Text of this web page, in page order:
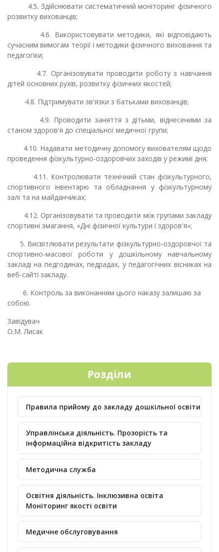
4.5. Здійснювати систематичний моніторинг фізичного
розвитку вихованців;
4.6. Використовувати методики, які відповідають
сучасним вимогам теорії і методики фізичного виховання та
педагогіки;
4.7. Організовувати проводити роботу з навчання
дітей основних рухів, розвитку фізичних якостей;
4.8. Підтримувати зв'язки з батьками вихованців;
4.9. Проводити заняття з дітьми, віднесеними за
станом здоров'я до спеціальної медичної групи;
4.10. Надавати методичну допомогу вихователям щодо
проведення фізкультурно-оздоровчих заходів у режимі дня;
4.11. Контролювати технічний стан фізкультурного,
спортивного інвентарю та обладнання у фізкультурному
залі та на майданчиках;
4.12. Організовувати та проводити між групами закладу
спортивні змагання, «Дні фізичної культури і здоров'я»;
5. Висвітлювати результати фізкультурно-оздоровчої та
спортивно-масової роботи у дошкільному навчальному
закладі на педгодинах, педрадах, у педагогічних вісниках на
веб-сайті закладу.
6. Контроль за виконанням цього наказу залишаю за
собою.
О.М. Лисак
Розділи
Правила прийому до закладу дошкільної освіти
Управлінська діяльність. Прозорість та
інформаційна відкритість закладу
Методична служба
Освітня діяльність. Інклюзивна освіта
Моніторинг якості освіти
Медичне обслуговування